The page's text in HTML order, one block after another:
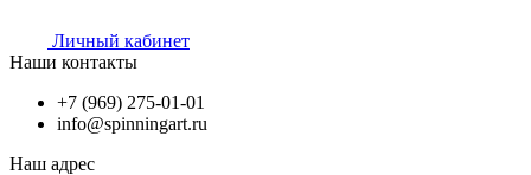
Личный кабинет
Наши контакты
+7 (969) 275-01-01
info@spinningart.ru
Наш адрес